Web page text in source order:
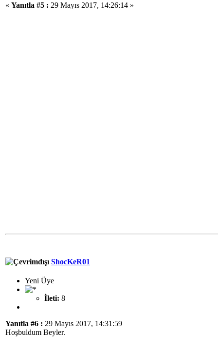
« Yanıtla #5 : 29 Mayıs 2017, 14:26:14 »
ShocKeR01
Yeni Üye
İleti: 8
Yanıtla #6 : 29 Mayıs 2017, 14:31:59
Hoşbuldum Beyler.